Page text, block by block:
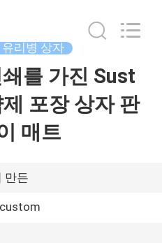
리병 상자
를 가진 Sust
포장 상자 판
매트
만든